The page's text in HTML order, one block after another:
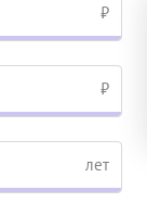
₽
₽
лет